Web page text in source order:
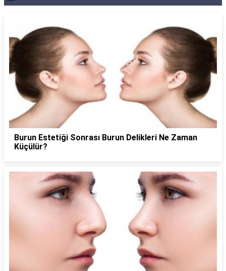
Burun Estetiği Sonrası Burun Delikleri Ne Zaman
Küçülür?